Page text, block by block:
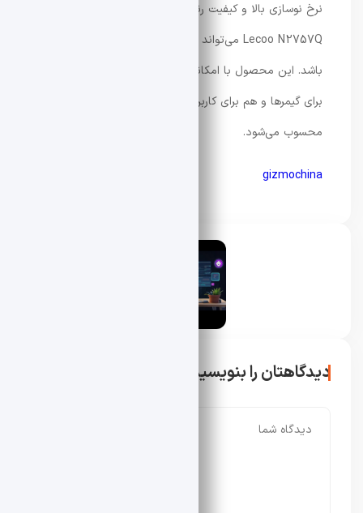
Lecoo N2757Q می‌تواند یکی از گزینه‌های ارزشمند بازار
باشد. این محصول با امکانات حرفه‌ای و قیمت رقابتی، هم
برای گیمرها و هم برای کاربران تولید محتوا انتخابی جذاب
محسوب می‌شود.
gizmochina
دیدگاهتان را بنویسید